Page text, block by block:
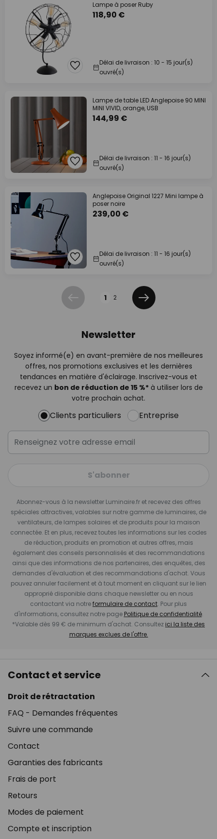
Lampe à poser Ruby
118,90 €
Délai de livraison : 10 - 15 jour(s)
ouvré(s)
Lampe de table LED Anglepoise 90 MINI
MINI VIVID, orange, USB
144,99 €
Délai de livraison : 11 - 16 jour(s)
ouvré(s)
Anglepoise Original 1227 Mini lampe à
poser noire
239,00 €
Délai de livraison : 11 - 16 jour(s)
ouvré(s)
Précédent 1 2
Suivant
Newsletter
Soyez informé(e) en avant-première de nos meilleures
offres, nos promotions exclusives et les dernières
tendances en matière d'éclairage. Inscrivez-vous et
recevez un bon de réduction de 15 %*à utiliser lors de
votre prochain achat.
Clients particuliers Entreprise
S'abonner
Abonnez-vous à la newsletter Luminaire.fr et recevez des offres
spéciales attractives, valables sur notre gamme de luminaires, de
ventilateurs, de lampes solaires et de produits pour la maison
connectée. Et en plus, recevez toutes les informations sur les codes
de réduction, produits en promotion et autres offres, mais
également des conseils personnalisés et des recommandations
ainsi que des informations de nos partenaires, des enquêtes, des
demandes d'évaluation et des recommandations d'achat. Vous
pouvez annuler facilement et à tout moment en cliquant sur le lien
approprié disponible dans chaque newsletter ou en nous
contactant via notreformulaire de contact. Pour plus
d'informations, consultez notre page Politique de confidentialité.
*Valable dès 99 € de minimum d'achat. Consultez ici la liste des
marques exclues de l'offre.
Contact et service
Droit de rétractation
FAQ - Demandes fréquentes
Suivre une commande
Contact
Garanties des fabricants
Frais de port
Retours
Modes de paiement
Compte et inscription